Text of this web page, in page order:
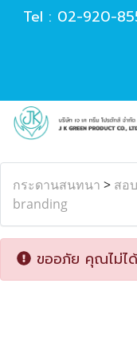
Tel : 02-920-
กระดานสนทนา > สอ
branding
ขออภัย คุณไม่ได้